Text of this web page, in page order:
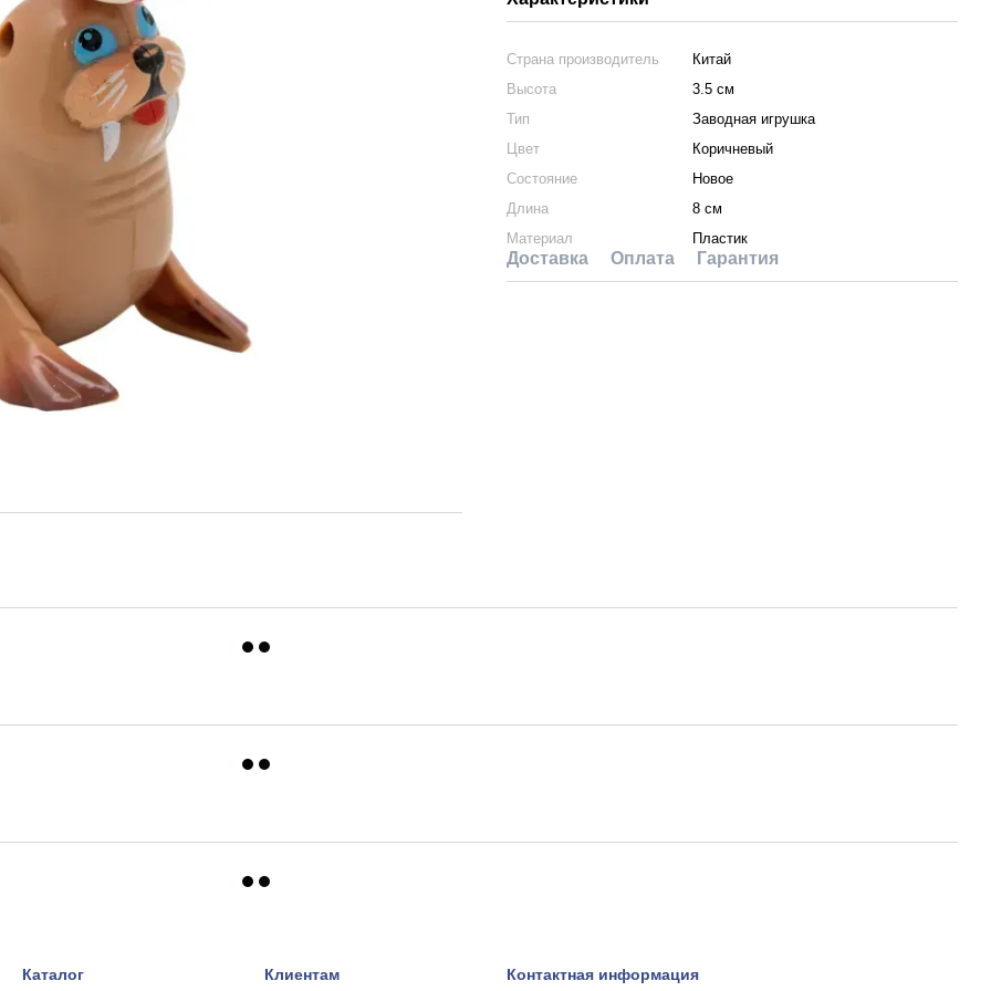
Страна производитель
Китай
Высота
3.5 см
Тип
Заводная игрушка
Цвет
Коричневый
Состояние
Новое
Длина
8 см
Материал
Пластик
Доставка Оплата Гарантия
Каталог Клиентам Контактная информация